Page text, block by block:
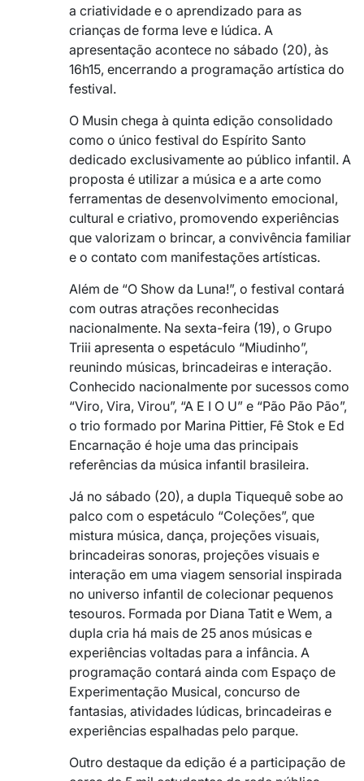
a criatividade e o aprendizado para as
crianças de forma leve e lúdica. A
apresentação acontece no sábado (20), às
16h15, encerrando a programação artística do
festival.
O Musin chega à quinta edição consolidado
como o único festival do Espírito Santo
dedicado exclusivamente ao público infantil. A
proposta é utilizar a música e a arte como
ferramentas de desenvolvimento emocional,
cultural e criativo, promovendo experiências
que valorizam o brincar, a convivência familiar
e o contato com manifestações artísticas.
Além de “O Show da Luna!”, o festival contará
com outras atrações reconhecidas
nacionalmente. Na sexta-feira (19), o Grupo
Triii apresenta o espetáculo “Miudinho”,
reunindo músicas, brincadeiras e interação.
Conhecido nacionalmente por sucessos como
“Viro, Vira, Virou”, “A E I O U” e “Pão Pão Pão”,
o trio formado por Marina Pittier, Fê Stok e Ed
Encarnação é hoje uma das principais
referências da música infantil brasileira.
Já no sábado (20), a dupla Tiquequê sobe ao
palco com o espetáculo “Coleções”, que
mistura música, dança, projeções visuais,
brincadeiras sonoras, projeções visuais e
interação em uma viagem sensorial inspirada
no universo infantil de colecionar pequenos
tesouros. Formada por Diana Tatit e Wem, a
dupla cria há mais de 25 anos músicas e
experiências voltadas para a infância. A
programação contará ainda com Espaço de
Experimentação Musical, concurso de
fantasias, atividades lúdicas, brincadeiras e
experiências espalhadas pelo parque.
Outro destaque da edição é a participação de